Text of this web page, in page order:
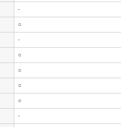
-
○
-
○
○
○
○
-